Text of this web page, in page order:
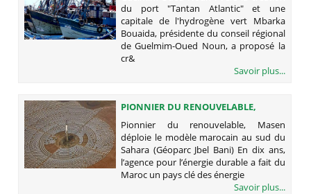
ATLANTIC" ET UNE CAPITALE DE
L'HYDROGÈNE VERT
du port "Tantan Atlantic" et une
capitale de l'hydrogène vert Mbarka
Bouaida, présidente du conseil régional
de Guelmim-Oued Noun, a proposé la
cr&
Savoir plus...
PIONNIER DU RENOUVELABLE,
MASEN DÉPLOIE LE MODÈLE
MAROCAIN AU SUD DU SAHARA
(GÉOPARC JBEL BANI)
Pionnier du renouvelable, Masen
déploie le modèle marocain au sud du
Sahara (Géoparc Jbel Bani) En dix ans,
l’agence pour l’énergie durable a fait du
Maroc un pays clé des énergie
Savoir plus...